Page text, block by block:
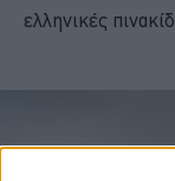
ελληνικές